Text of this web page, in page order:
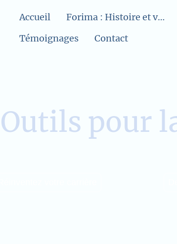
Accueil Forima : Histoire et valeurs
Témoignages
Contact
Outils pour